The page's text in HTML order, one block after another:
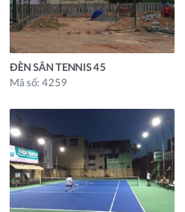
ĐÈN SÂN TENNIS 45
Mã số: 4259